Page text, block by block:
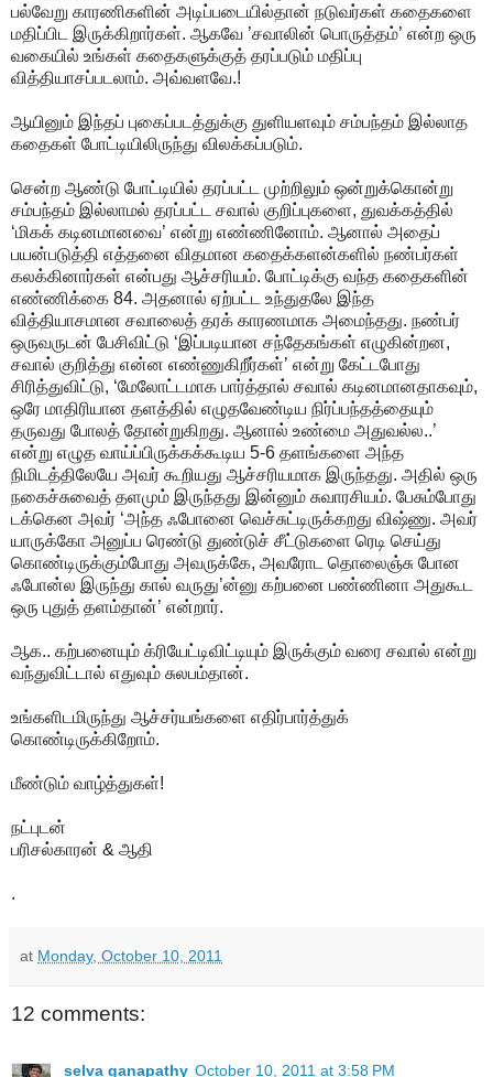
பல்வேறு காரணிகளின் அடிப்படையில்தான் நடுவர்கள் கதைகளை
மதிப்பிட இருக்கிறார்கள். ஆகவே ’சவாலின் பொருத்தம்’ என்ற ஒரு
வகையில் உங்கள் கதைகளுக்குத் தரப்படும் மதிப்பு
வித்தியாசப்படலாம். அவ்வளவே.!
ஆயினும் இந்தப் புகைப்படத்துக்கு துளியளவும் சம்பந்தம் இல்லாத
கதைகள் போட்டியிலிருந்து விலக்கப்படும்.
சென்ற ஆண்டு போட்டியில் தரப்பட்ட முற்றிலும் ஒன்றுக்கொன்று
சம்பந்தம் இல்லாமல் தரப்பட்ட சவால் குறிப்புகளை, துவக்கத்தில்
‘மிகக் கடினமானவை’ என்று எண்ணினோம். ஆனால் அதைப்
பயன்படுத்தி எத்தனை விதமான கதைக்களன்களில் நண்பர்கள்
கலக்கினார்கள் என்பது ஆச்சரியம். போட்டிக்கு வந்த கதைகளின்
எண்ணிக்கை 84. அதனால் ஏற்பட்ட உந்துதலே இந்த
வித்தியாசமான சவாலைத் தரக் காரணமாக அமைந்தது. நண்பர்
ஒருவருடன் பேசிவிட்டு ‘இப்படியான சந்தேகங்கள் எழுகின்றன,
சவால் குறித்து என்ன எண்ணுகிறீர்கள்’ என்று கேட்டபோது
சிரித்துவிட்டு, ‘மேலோட்டமாக பார்த்தால் சவால் கடினமானதாகவும்,
ஒரே மாதிரியான தளத்தில் எழுதவேண்டிய நிர்ப்பந்தத்தையும்
தருவது போலத் தோன்றுகிறது. ஆனால் உண்மை அதுவல்ல..’
என்று எழுத வாய்ப்பிருக்கக்கூடிய 5-6 தளங்களை அந்த
நிமிடத்திலேயே அவர் கூறியது ஆச்சரியமாக இருந்தது. அதில் ஒரு
நகைச்சுவைத் தளமும் இருந்தது இன்னும் சுவாரசியம். பேசும்போது
டக்கென அவர் ‘அந்த ஃபோனை வெச்சுட்டிருக்கறது விஷ்ணு. அவர்
யாருக்கோ அனுப்ப ரெண்டு துண்டுச் சீட்டுகளை ரெடி செய்து
கொண்டிருக்கும்போது அவருக்கே, அவரோட தொலைஞ்சு போன
ஃபோன்ல இருந்து கால் வருது’ன்னு கற்பனை பண்ணினா அதுகூட
ஒரு புதுத் தளம்தான்’ என்றார்.
ஆக.. கற்பனையும் க்ரியேட்டிவிட்டியும் இருக்கும் வரை சவால் என்று
வந்துவிட்டால் எதுவும் சுலபம்தான்.
உங்களிடமிருந்து ஆச்சர்யங்களை எதிர்பார்த்துக்
கொண்டிருக்கிறோம்.
மீண்டும் வாழ்த்துகள்!
நட்புடன்
பரிசல்காரன் & ஆதி
.
at Monday, October 10, 2011
12 comments:
selva ganapathy October 10, 2011 at 3:58 PM